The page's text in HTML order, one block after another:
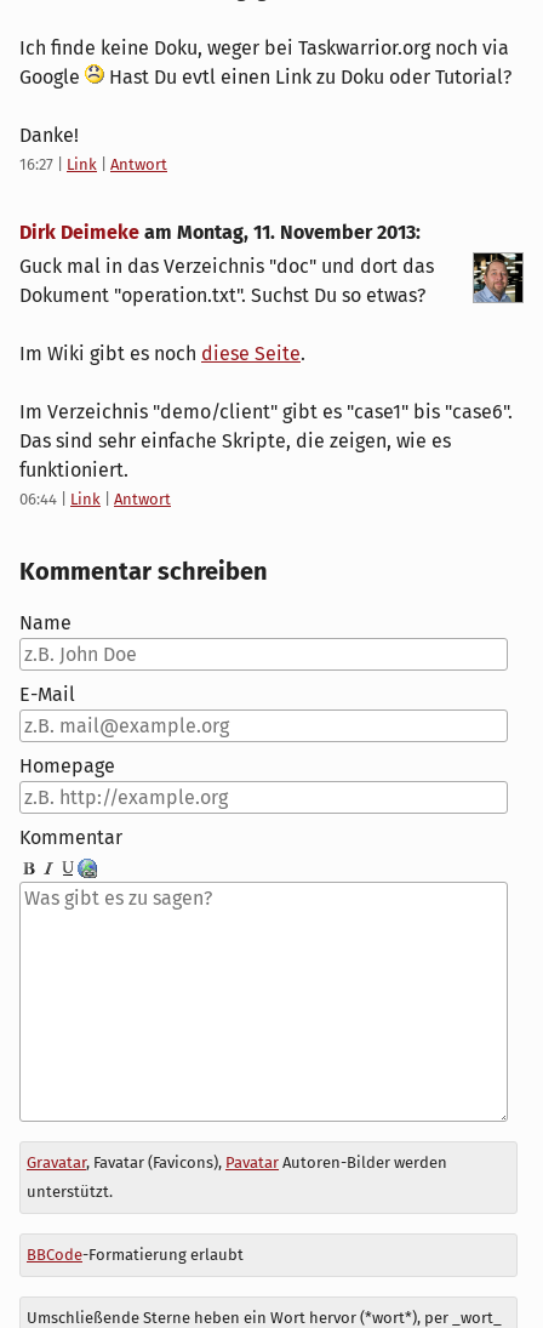
Ich finde keine Doku, weger bei Taskwarrior.org noch via
Google
Hast Du evtl einen Link zu Doku oder Tutorial?
Danke!
16:27 Link Antwort
Dirk Deimeke am Montag, 11. November 2013:
Guck mal in das Verzeichnis "doc" und dort das
Dokument "operation.txt". Suchst Du so etwas?
Im Wiki gibt es noch diese Seite.
Im Verzeichnis "demo/client" gibt es "case1" bis "case6".
Das sind sehr einfache Skripte, die zeigen, wie es
funktioniert.
06:44 Link Antwort
Kommentar schreiben
Name
E-Mail
Homepage
Kommentar
Antwort
zu
Gravatar, Favatar (Favicons), PavatarAutoren-Bilder werden
unterstützt.
BBCode-Formatierung erlaubt
Umschließende Sterne heben ein Wort hervor (*wort*), per _wort_